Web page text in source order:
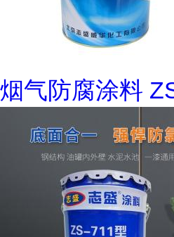
烟气防腐涂料